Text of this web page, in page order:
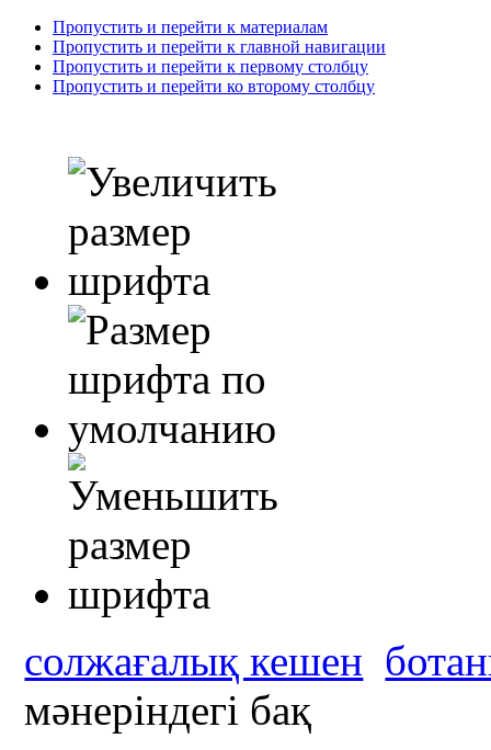
Пропустить и перейти к материалам
Пропустить и перейти к главной навигации
Пропустить и перейти к первому столбцу
Пропустить и перейти ко второму столбцу
солжағалық кешен
мәнеріндегі бақ